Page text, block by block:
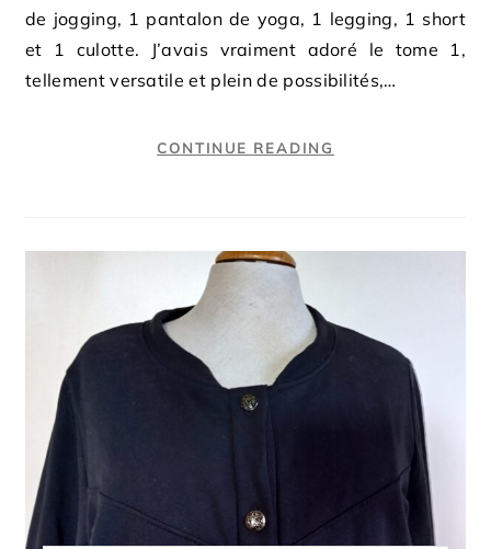
de jogging, 1 pantalon de yoga, 1 legging, 1 short
et 1 culotte. J’avais vraiment adoré le tome 1,
tellement versatile et plein de possibilités,…
CONTINUE READING